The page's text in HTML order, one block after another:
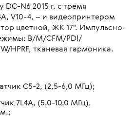
N6 2015 г. с тремя
V10-4, – и видеопринтером
цветной, ЖК 17". Импульсно-
B/M/CFM/PDI/
HPRF, тканевая гармоника.
С5-2, (2,5-6,0 МГц);
7L4A, (5,0-10,0 МГц),